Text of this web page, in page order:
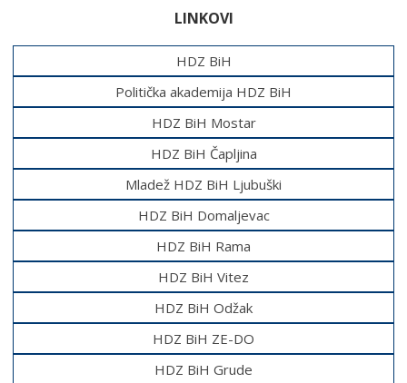
LINKOVI
HDZ BiH
Politička akademija HDZ BiH
HDZ BiH Mostar
HDZ BiH Čapljina
Mladež HDZ BiH Ljubuški
HDZ BiH Domaljevac
HDZ BiH Rama
HDZ BiH Vitez
HDZ BiH Odžak
HDZ BiH ZE-DO
HDZ BiH Grude